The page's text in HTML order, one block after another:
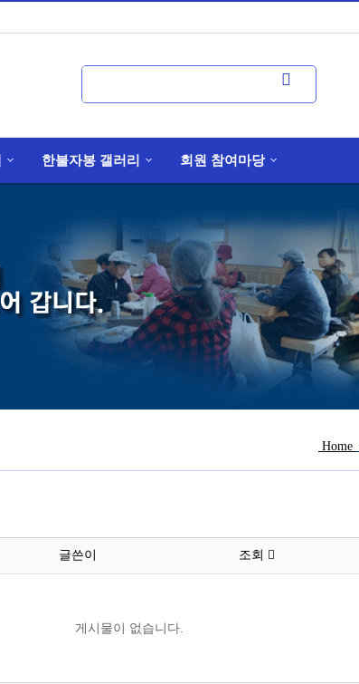
한불자봉 갤러리 회원 참여마당
Home
글쓴이 조회
게시물이 없습니다.